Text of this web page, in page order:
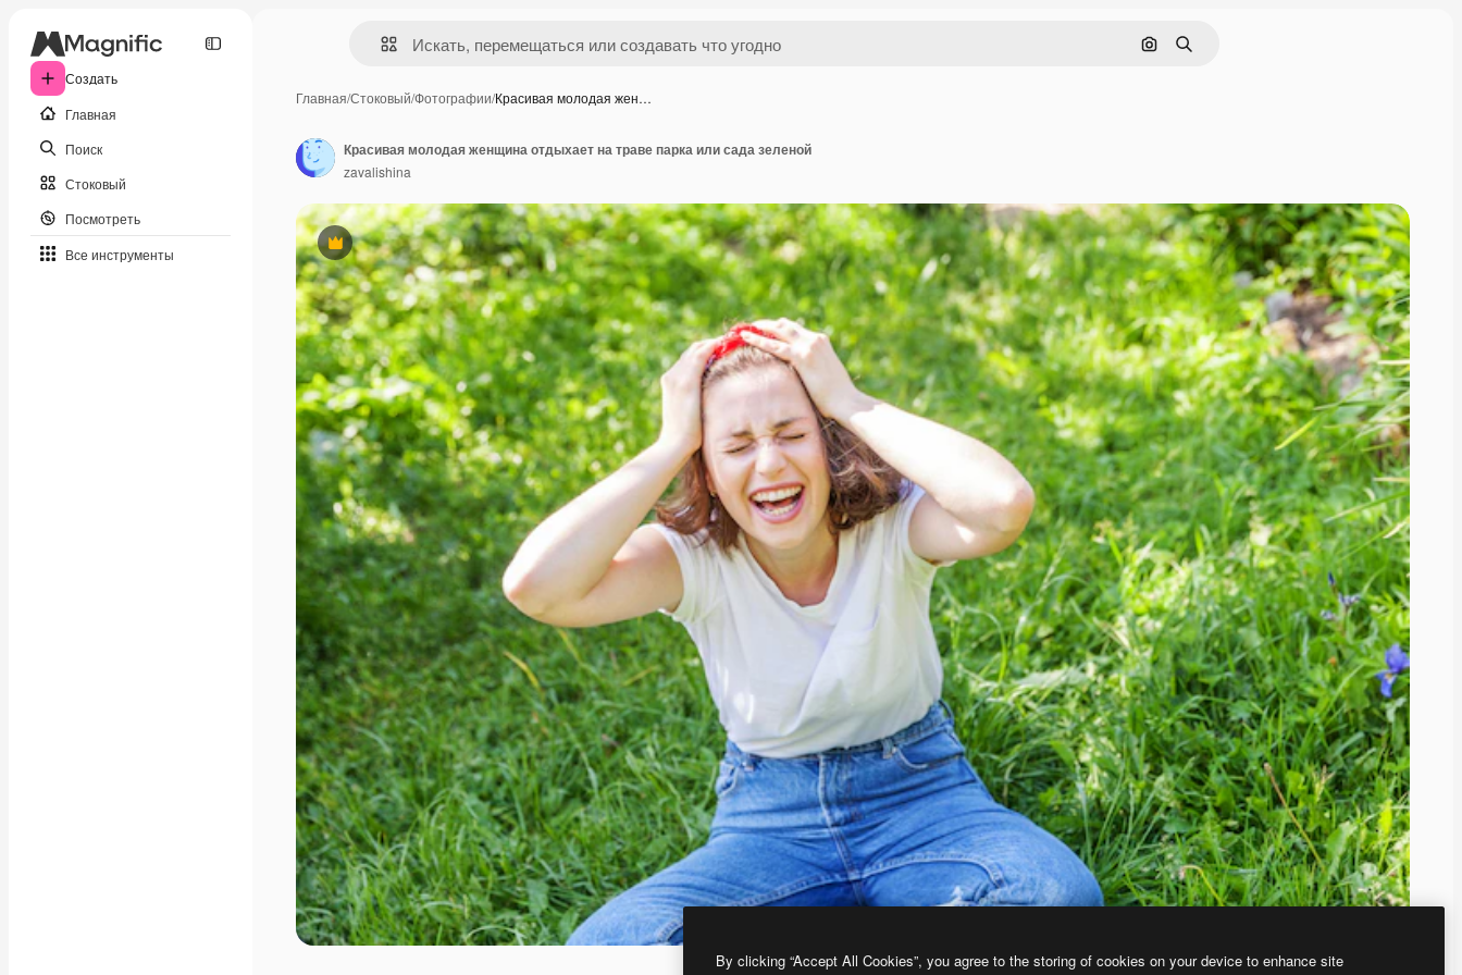
Создать
Главная
Поиск
Стоковый
Посмотреть
Все инструменты
Поиск по изображению
Поиск
Главная/Стоковый/Фотографии/Красивая молодая жен…
Премиум
Красивая молодая женщина отдыхает на траве парка или сада зеленой
zavalishina
By clicking “Accept All Cookies”, you agree to the storing of cookies on your device to enhance site